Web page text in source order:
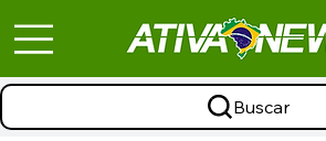
Buscar